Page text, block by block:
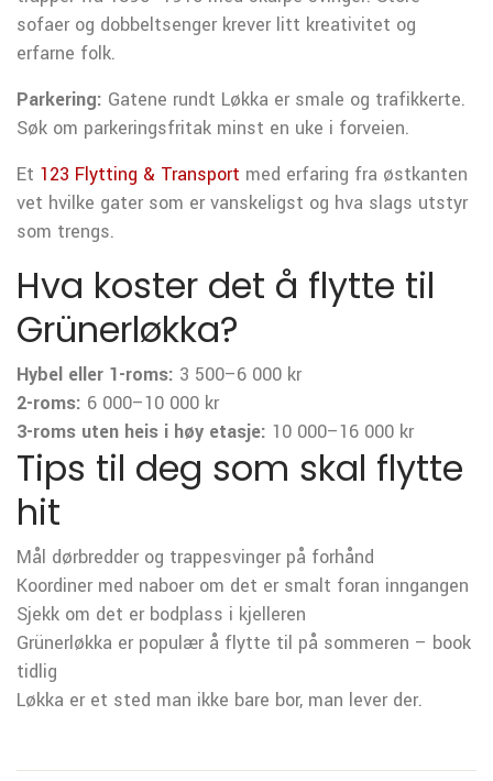
sofaer og dobbeltsenger krever litt kreativitet og
erfarne folk.
Parkering: Gatene rundt Løkka er smale og trafikkerte.
Søk om parkeringsfritak minst en uke i forveien.
Et 123 Flytting & Transport med erfaring fra østkanten
vet hvilke gater som er vanskeligst og hva slags utstyr
som trengs.
Hva koster det å flytte til
Grünerløkka?
Hybel eller 1-roms: 3 500–6 000 kr
2-roms: 6 000–10 000 kr
3-roms uten heis i høy etasje: 10 000–16 000 kr
Tips til deg som skal flytte
hit
Mål dørbredder og trappesvinger på forhånd
Koordiner med naboer om det er smalt foran inngangen
Sjekk om det er bodplass i kjelleren
Grünerløkka er populær å flytte til på sommeren – book
tidlig
Løkka er et sted man ikke bare bor, man lever der.